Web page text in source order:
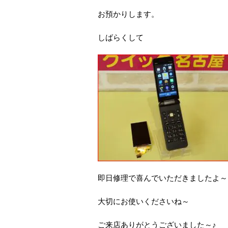
お預かりします。
しばらくして
即日修理で喜んでいただきましたよ
大切にお使いくださいね～
ご来店ありがとうございました～♪